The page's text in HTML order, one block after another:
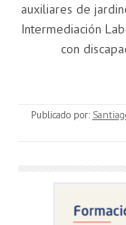
auxiliares de
Intermediación
con
Publicado por: